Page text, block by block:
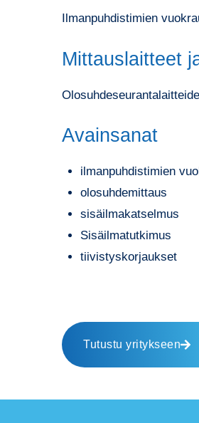
Ilmanpuhdistimien
Mittauslaitteet
Avainsanat
ilmanpuhdistimien
olosuhdemittaus
sisäilmakatselmus
Sisäilmatutkimus
tiivistyskorjaukset
Tutustu yritykseen